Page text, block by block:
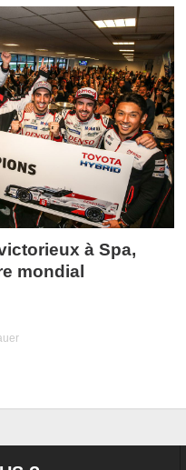
à Spa,
mondial